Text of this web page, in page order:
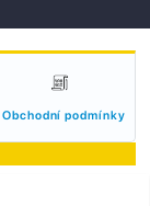
Obchodní podmínky